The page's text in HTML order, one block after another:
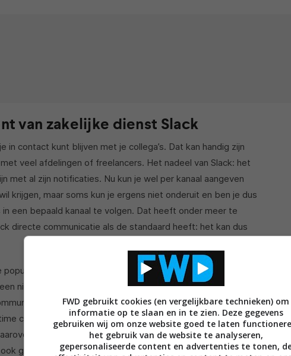
van zakelijke dienst Slack
in contact kunt blijven met je collega’s. Dat kan handig zijn
veel afdelingen of freelancers. Het nadeel van Slack: het
met al zijn notificaties. Nu kun je wel per kanaal aangeven
krijgen, maar soms kun je ergens niet onderuit en ben je dus
een bepaald kanaal te volgen. Dat heeft onder meer te
directe communicatie als de standaard heeft: het kan dus
to-do-app Todoist, heeft dat ook ingezien en heeft
nieuwe zakelijke dienst gelanceerd:Twist. Ook met deze
maar zal dat een stuk minder notificaties gaan
chat (behalve in de persoonlijke berichten), maar juist
gesproken wordt. Heb je niets met die onderwerpen te
geen notificaties over ontvangen. De app zal ook je vrije
FWD gebruikt cookies (en vergelijkbare technieken) om
informatie op te slaan en in te zien. Deze gegevens
gebruiken wij om onze website goed te laten
het gebruik van de website te analyseren,
gepersonaliseerde content en advertenties te tonen,